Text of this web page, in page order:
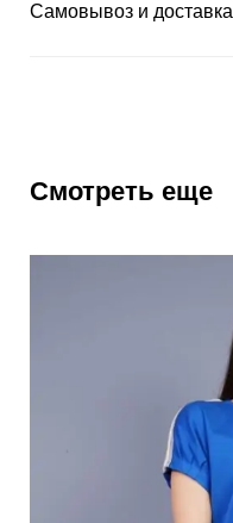
Самовывоз и доставка
Смотреть еще